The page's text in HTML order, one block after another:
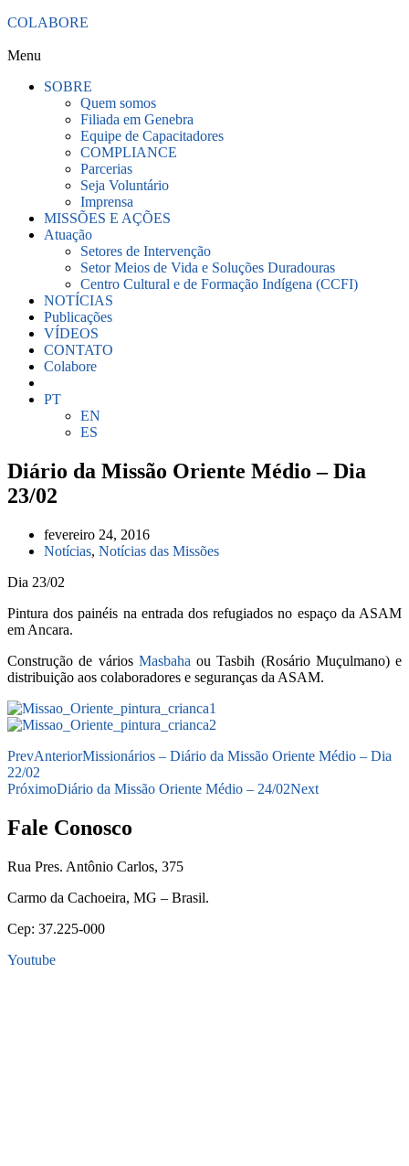
COLABORE
Menu
SOBRE
Quem somos
Filiada em Genebra
Equipe de Capacitadores
COMPLIANCE
Parcerias
Seja Voluntário
Imprensa
MISSÕES E AÇÕES
Atuação
Setores de Intervenção
Setor Meios de Vida e Soluções Duradouras
Centro Cultural e de Formação Indígena (CCFI)
NOTÍCIAS
Publicações
VÍDEOS
CONTATO
Colabore
PT
EN
ES
Diário da Missão Oriente Médio – Dia
23/02
fevereiro 24, 2016
Notícias, Notícias das Missões
Dia 23/02
Pintura dos painéis na entrada dos refugiados no espaço da ASAM
em Ancara.
Construção de vários Masbaha ou Tasbih (Rosário Muçulmano) e
distribuição aos colaboradores e seguranças da ASAM.
PrevAnteriorMissionários – Diário da Missão Oriente Médio – Dia
22/02
PróximoDiário da Missão Oriente Médio – 24/02Next
Fale Conosco
Rua Pres. Antônio Carlos, 375
Carmo da Cachoeira, MG – Brasil.
Cep: 37.225-000
Youtube